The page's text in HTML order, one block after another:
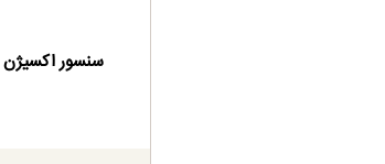
سنسور اکسیژن